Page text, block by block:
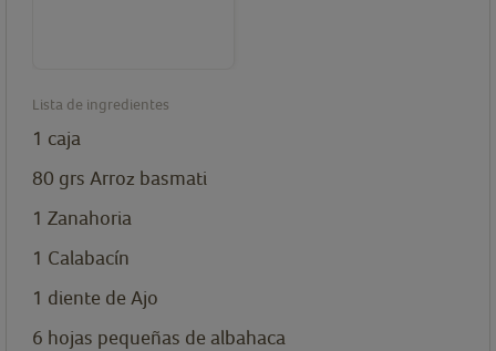
Lista de ingredientes
1 caja
80 grs Arroz basmati
1 Zanahoria
1 Calabacín
1 diente de Ajo
6 hojas pequeñas de albahaca